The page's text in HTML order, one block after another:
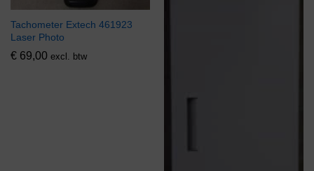
Tachometer Extech 461923
Laser Photo
€ 69,00 excl. btw